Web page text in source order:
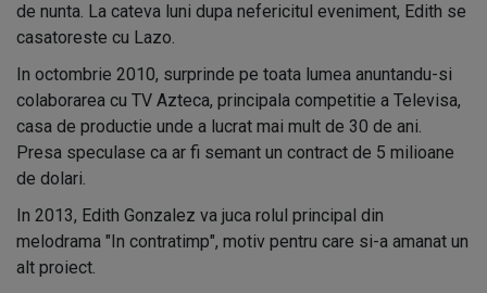
de nunta. La cateva luni dupa nefericitul eveniment, Edith se
casatoreste cu Lazo.
In octombrie 2010, surprinde pe toata lumea anuntandu-si
colaborarea cu TV Azteca, principala competitie a Televisa,
casa de productie unde a lucrat mai mult de 30 de ani.
Presa speculase ca ar fi semant un contract de 5 milioane
de dolari.
In 2013, Edith Gonzalez va juca rolul principal din
melodrama "In contratimp", motiv pentru care si-a amanat un
alt proiect.